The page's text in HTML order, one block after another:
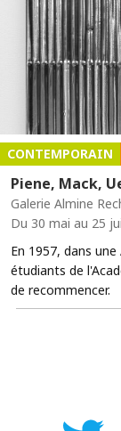
CONTEMPORAIN
Piene, Mack,
Galerie Almine
Du 30 mai au 25
En 1957, dans
étudiants de
de recommencer.